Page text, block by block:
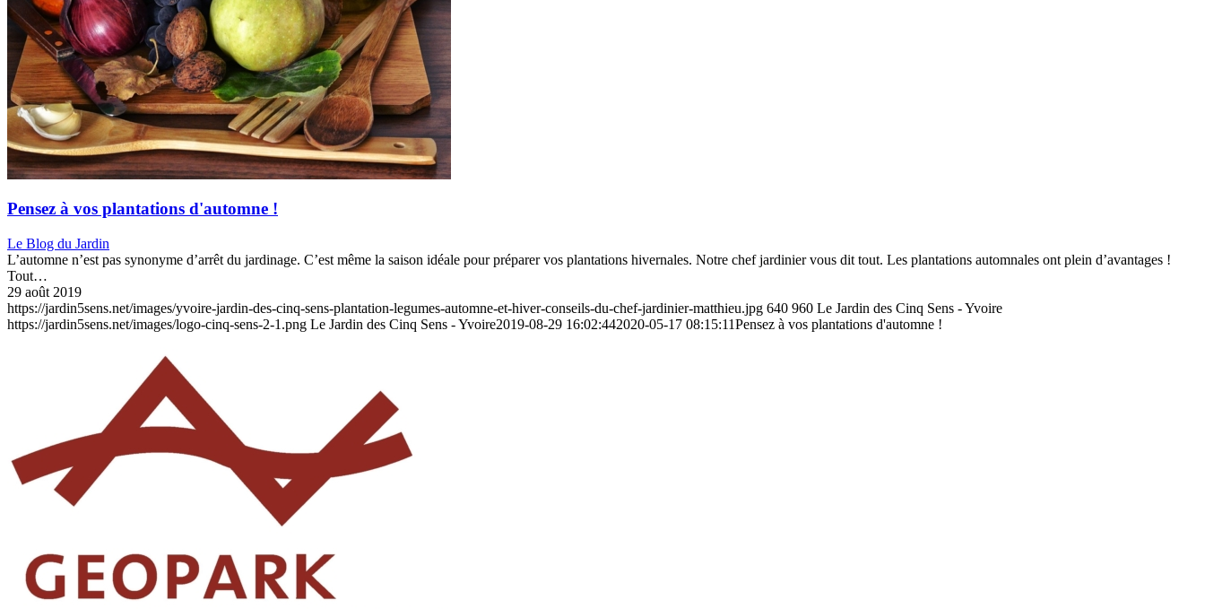
Pensez à vos plantations d'automne !
Le Blog du Jardin
L’automne n’est pas synonyme d’arrêt du jardinage. C’est même la saison idéale pour préparer vos plantations hivernales. Notre chef jardinier vous dit tout. Les plantations automnales ont plein d’avantages !
Tout…
29 août 2019
https://jardin5sens.net/images/yvoire-jardin-des-cinq-sens-plantation-legumes-automne-et-hiver-conseils-du-chef-jardinier-matthieu.jpg 640 960 Le Jardin des Cinq Sens - Yvoire
https://jardin5sens.net/images/logo-cinq-sens-2-1.png Le Jardin des Cinq Sens - Yvoire2019-08-29 16:02:442020-05-17 08:15:11Pensez à vos plantations d'automne !